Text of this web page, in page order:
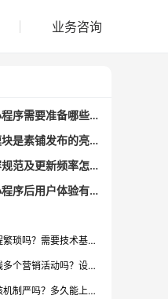
业务咨询
发布素铺小程序需要准备哪些核心内容？
哪些功能模块是素铺发布的亮点？
小程序内容规范及更新频率怎么样？
发布素铺小程序后用户体验有哪些提升？
素铺发布流程繁琐吗？需要技术基础吗？
可以同步上线多个营销活动吗？设置有难度吗？
发布内容审核机制严吗？多久能上线？